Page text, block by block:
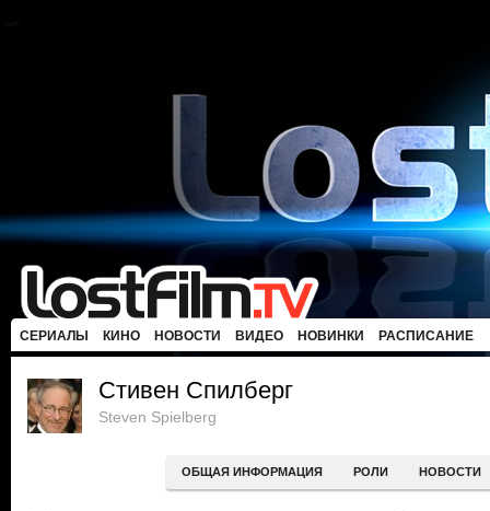
СЕРИАЛЫ КИНО НОВОСТИ ВИДЕО НОВИНКИ РАСПИСАНИЕ
Стивен Спилберг
Steven Spielberg
ОБЩАЯ ИНФОРМАЦИЯ РОЛИ НОВОСТИ